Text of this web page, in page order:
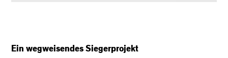
Ein wegweisendes Siegerprojekt